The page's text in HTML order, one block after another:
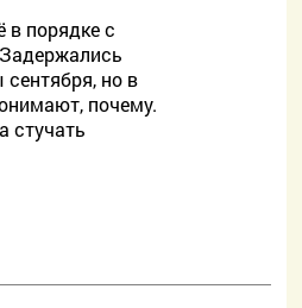
в порядке с
сентября, но в
почему.
стучать